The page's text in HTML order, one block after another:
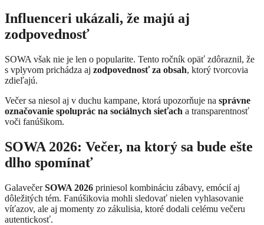
Influenceri ukázali, že majú aj
zodpovednosť
SOWA však nie je len o popularite. Tento ročník opäť zdôraznil, že
s vplyvom prichádza aj zodpovednosť za obsah, ktorý tvorcovia
zdieľajú.
Večer sa niesol aj v duchu kampane, ktorá upozorňuje na správne
označovanie spoluprác na sociálnych sieťach a transparentnosť
voči fanúšikom.
SOWA 2026: Večer, na ktorý sa bude ešte
dlho spomínať
GalavečerSOWA 2026 priniesol kombináciu zábavy, emócií aj
dôležitých tém. Fanúšikovia mohli sledovať nielen vyhlasovanie
víťazov, ale aj momenty zo zákulisia, ktoré dodali celému večeru
autentickosť.